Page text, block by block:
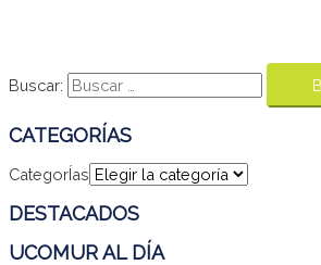
Buscar:
CATEGORÍAS
CategorÍas
DESTACADOS
UCOMUR AL DÍA